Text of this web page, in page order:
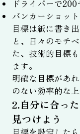
ドライバーで
バンカーショッ
目標は紙に書き
と、日々のモチ
た、技術的目標
ます。
明確な目標があ
のない効率的な
2.自分に合っ
見つけよう